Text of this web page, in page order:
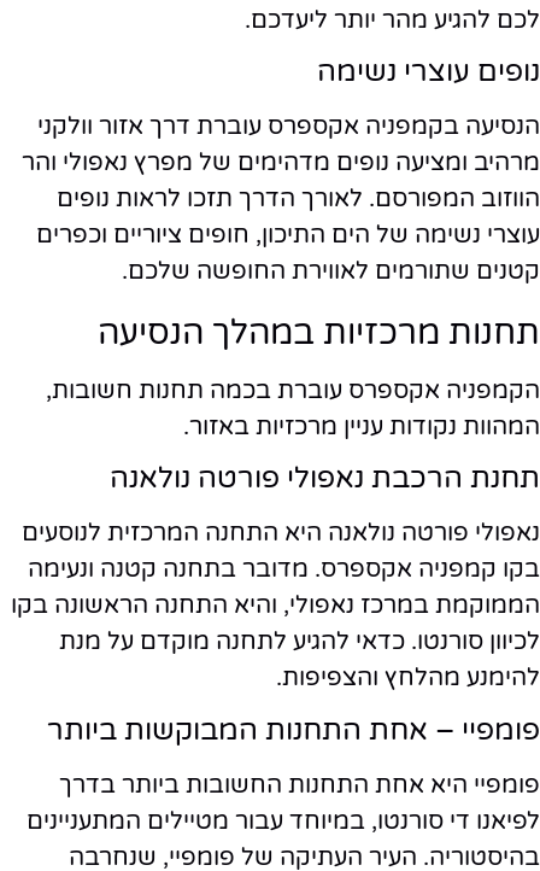
לכם להגיע מהר יותר ליעדכם.
נופים עוצרי נשימה
הנסיעה בקמפניה אקספרס עוברת דרך אזור וולקני
מרהיב ומציעה נופים מדהימים של מפרץ נאפולי והר
הווזוב המפורסם. לאורך הדרך תזכו לראות נופים
עוצרי נשימה של הים התיכון, חופים ציוריים וכפרים
קטנים שתורמים לאווירת החופשה שלכם.
תחנות מרכזיות במהלך הנסיעה
הקמפניה אקספרס עוברת בכמה תחנות חשובות,
המהוות נקודות עניין מרכזיות באזור.
תחנת הרכבת נאפולי פורטה נולאנה
נאפולי פורטה נולאנה היא התחנה המרכזית לנוסעים
בקו קמפניה אקספרס. מדובר בתחנה קטנה ונעימה
הממוקמת במרכז נאפולי, והיא התחנה הראשונה בקו
לכיוון סורנטו. כדאי להגיע לתחנה מוקדם על מנת
להימנע מהלחץ והצפיפות.
פומפיי – אחת התחנות המבוקשות ביותר
פומפיי היא אחת התחנות החשובות ביותר בדרך
לפיאנו די סורנטו, במיוחד עבור מטיילים המתעניינים
בהיסטוריה. העיר העתיקה של פומפיי, שנחרבה